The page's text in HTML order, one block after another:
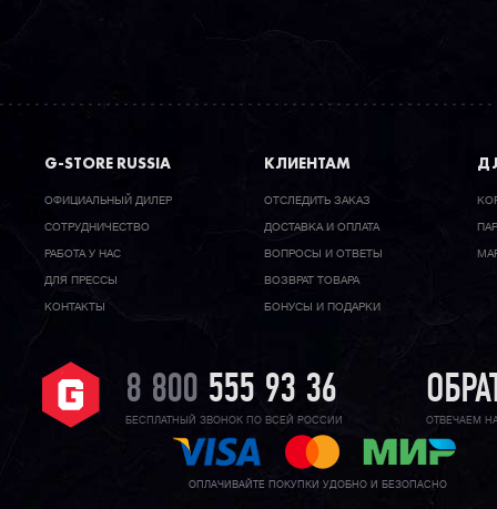
G-STORE RUSSIA
ОФИЦИАЛЬНЫЙ ДИЛЕР
CОТРУДНИЧЕСТВО
РАБОТА У НАС
ДЛЯ ПРЕССЫ
КОНТАКТЫ
КЛИЕНТАМ
ОТСЛЕДИТЬ ЗАКАЗ
ДОСТАВКА И ОПЛАТА
ВОПРОСЫ И ОТВЕТЫ
ВОЗВРАТ ТОВАРА
БОНУСЫ И ПОДАРКИ
8 800 555 93 36
БЕСПЛАТНЫЙ ЗВОНОК ПО ВСЕЙ РОССИИ ОТВЕЧАЕМ
ОПЛАЧИВАЙТЕ ПОКУПКИ УДОБНО И БЕЗОПАСНО